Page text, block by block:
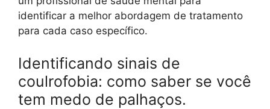
identificar a melhor abordagem de tratamento
para cada caso específico.
Identificando sinais de
coulrofobia: como saber se você
tem medo de palhaços.